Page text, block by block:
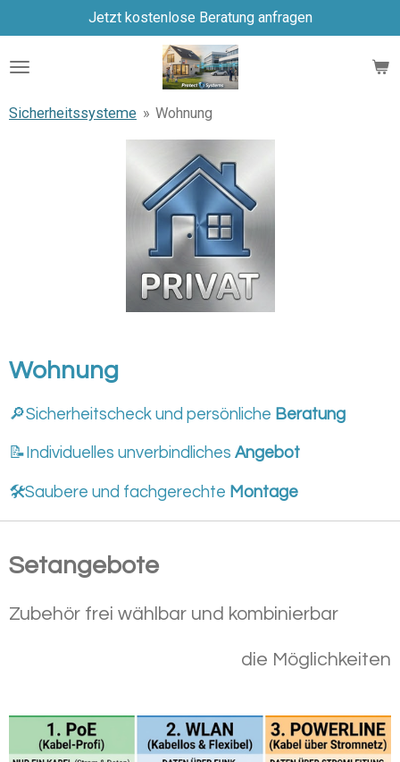
Hauptinhalt
springen
Jetzt kostenlose Beratung anfragen
Sicherheitssysteme » Wohnung
Wohnung
🔎Sicherheitscheck und persönliche Beratung
📝Individuelles unverbindliches Angebot
🛠️Saubere und fachgerechte Montage
Setangebote
Zubehör frei wählbar und kombinierbar
die Möglichkeiten